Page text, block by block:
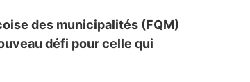
des municipalités (FQM)
défi pour celle qui